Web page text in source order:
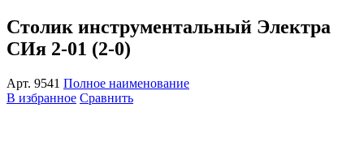
Столик инструментальный Электра
СИя 2-01 (2-0)
Арт. 9541 Полное наименование
В избранное Сравнить